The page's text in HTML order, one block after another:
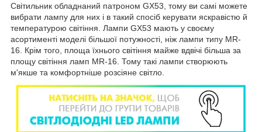
Світильник обладнаний патроном GX53, тому ви самі можете
вибрати лампу для них і в такий спосіб керувати яскравістю й
температурою світіння. Лампи GX53 мають у своєму
асортименті моделі більшої потужності, ніж лампи типу MR-
16. Крім того, площа їхнього світіння майже вдвічі більша за
площу світіння ламп MR-16. Тому такі лампи створюють
м'якше та комфортніше розсіяне світло.